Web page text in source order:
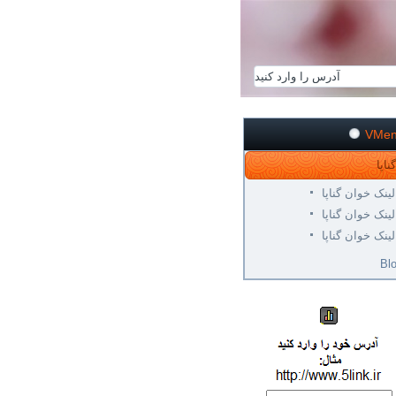
لینک خوان گناپا
لینک خوان گناپا
لینک خوان گناپا